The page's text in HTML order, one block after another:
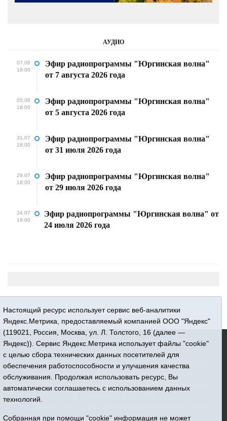
АУДИО
07.08
18:00
Эфир радиопрограммы "Юргинская волна"
от 7 августа 2026 года
05.08
18:00
Эфир радиопрограммы "Юргинская волна"
от 5 августа 2026 года
31.07
18:00
Эфир радиопрограммы "Юргинская волна"
от 31 июля 2026 года
29.07
18:00
Эфир радиопрограммы "Юргинская волна"
от 29 июля 2026 года
24.07
18:00
Эфир радиопрограммы "Юргинская волна" от
24 июля 2026 года
16+ © 2015-2026 Сетевое издание «Новости Юргинского
Регистрационный номер СМИ ЭЛ № ФС 77 - 66052 выдан
Федеральной службой по надзору в сфере связи,
«Призыв»
Настоящий ресурс использует сервис веб-аналитики
Яндекс.Метрика, предоставляемый компанией ООО "Яндекс"
(119021, Россия, Москва, ул. Л. Толстого, 16 (далее —
Яндекс)). Сервис Яндекс.Метрика использует файлы "cookie"
с целью сбора технических данных посетителей для
обеспечения работоспособности и улучшения качества
обслуживания. Продолжая использовать ресурс, Вы
автоматически соглашаетесь с использованием данных
технологий.
Собранная при помощи "cookie" информация не может